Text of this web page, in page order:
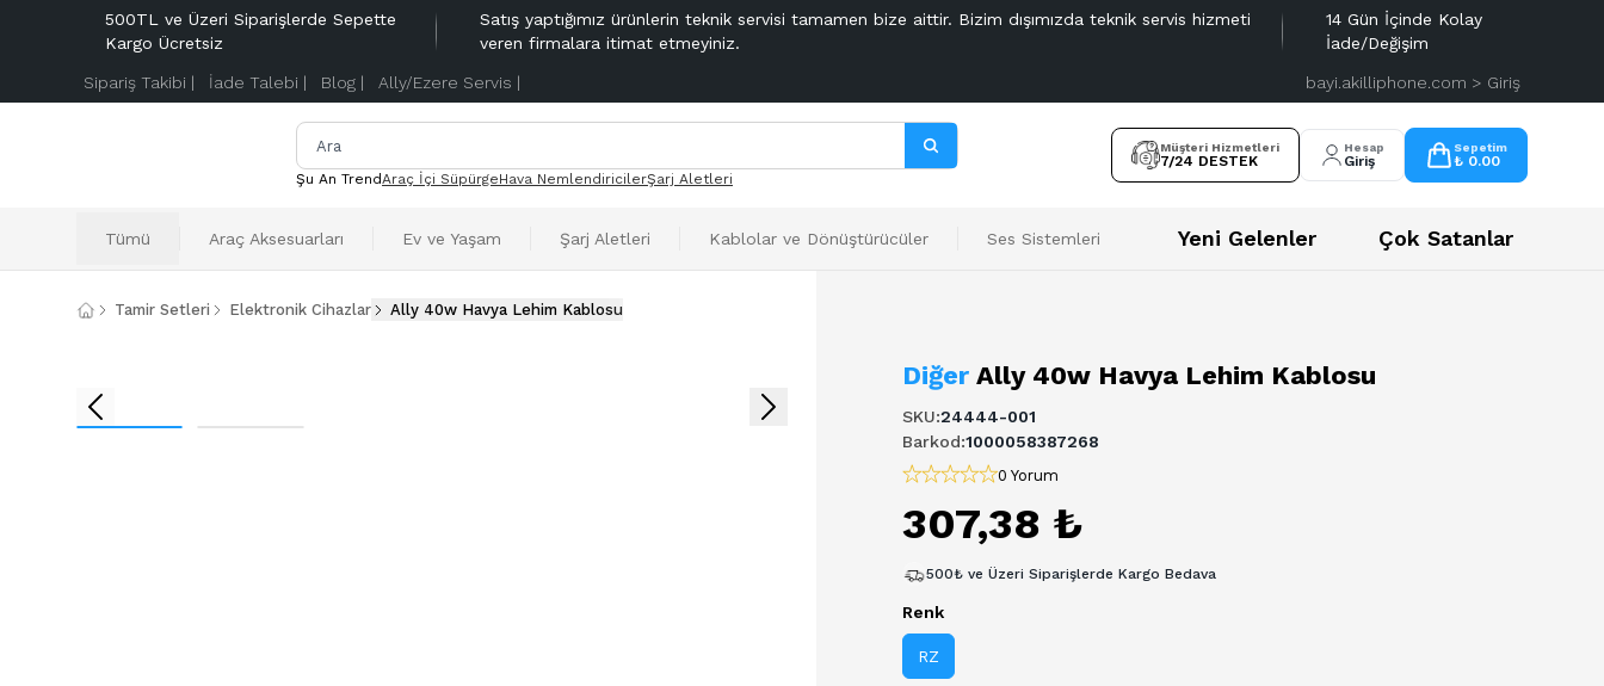
500TL ve Üzeri Siparişlerde Sepette
Kargo Ücretsiz
Satış yaptığımız ürünlerin teknik servisi tamamen bize aittir. Bizim dışımızda teknik servis hizmeti
veren firmalara itimat etmeyiniz.
14 Gün İçinde Kolay
İade/Değişim
Sipariş Takibi | İade Talebi | Blog | Ally/Ezere Servis | bayi.akilliphone.com > Giriş
Şu An TrendAraç İçi SüpürgeHava NemlendiricilerŞarj Aletleri
Müşteri Hizmetleri
7/24 DESTEK
Hesap
Giriş
Sepetim
₺ 0.00
Tümü Araç Aksesuarları Ev ve Yaşam Şarj Aletleri Kablolar ve Dönüştürücüler Ses Sistemleri Yeni Gelenler Çok Satanlar
Tamir Setleri Elektronik Cihazlar Ally 40w Havya Lehim Kablosu
Diğer Ally 40w Havya Lehim Kablosu
SKU:24444-001
Barkod:1000058387268
0 Yorum
307,38 ₺
500₺ ve Üzeri Siparişlerde Kargo Bedava
Renk
RZ